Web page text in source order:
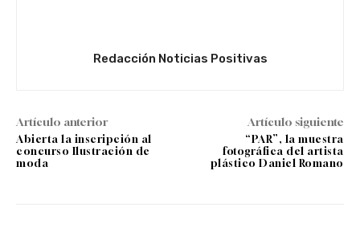
Redacción Noticias Positivas
Artículo anterior
Abierta la inscripción al
concurso Ilustración de
moda
Artículo siguiente
“PAR”, la muestra
fotográfica del artista
plástico Daniel Romano